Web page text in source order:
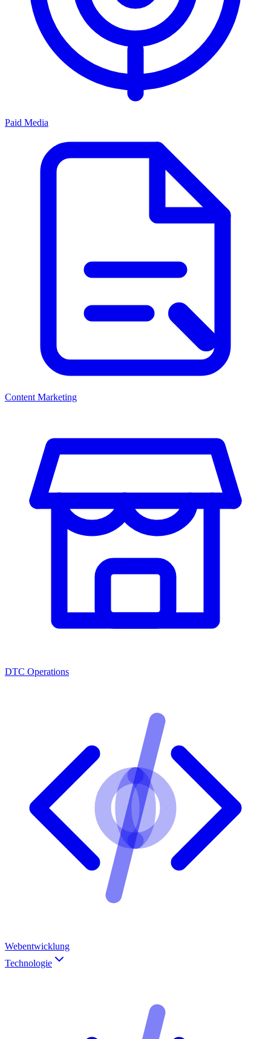
Paid Media
Content Marketing
DTC Operations
Webentwicklung
Technologie